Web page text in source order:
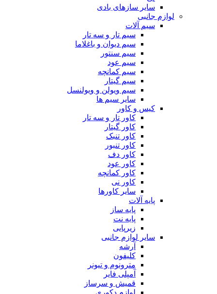
سایر سازهای بادی
لوازم جانبی
سیم آلات
سیم تار و سه تار
سیم دیوان و باغلاما
سیم سنتور
سیم عود
سیم کمانچه
سیم گیتار
سیم ویولن و ویولنسل
سایر سیم ها
کیس و کاور
کاور تار و سه تار
کاور گیتار
کاور تنبک
کاور تنبور
کاور دف
کاور عود
کاور کمانچه
کاور نی
سایر کاورها
پایه آلات
پایه ساز
پایه نت
زیرپایی
سایر لوازم جانبی
آرشه
کلیفون
مترونوم و تیونر
آمپلی فایر
قمیش و سرساز